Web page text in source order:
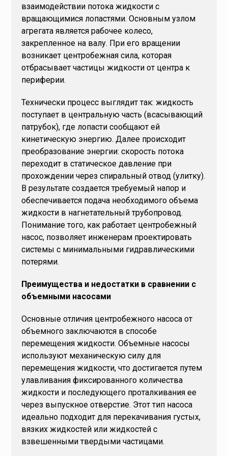
взаимодействии потока жидкости с
вращающимися лопастями. Основным узлом
агрегата является рабочее колесо,
закрепленное на валу. При его вращении
возникает центробежная сила, которая
отбрасывает частицы жидкости от центра к
периферии.
Технически процесс выглядит так: жидкость
поступает в центральную часть (всасывающий
патрубок), где лопасти сообщают ей
кинетическую энергию. Далее происходит
преобразование энергии: скорость потока
переходит в статическое давление при
прохождении через спиральный отвод (улитку).
В результате создается требуемый напор и
обеспечивается подача необходимого объема
жидкости в нагнетательный трубопровод.
Понимание того, как работает центробежный
насос, позволяет инженерам проектировать
системы с минимальными гидравлическими
потерями.
Преимущества и недостатки в сравнении с
объемными насосами
Основные отличия центробежного насоса от
объемного заключаются в способе
перемещения жидкости. Объемные насосы
используют механическую силу для
перемещения жидкости, что достигается путем
улавливания фиксированного количества
жидкости и последующего проталкивания ее
через выпускное отверстие. Этот тип насоса
идеально подходит для перекачивания густых,
вязких жидкостей или жидкостей с
взвешенными твердыми частицами.